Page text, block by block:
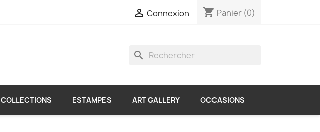
 Connexion shopping_cart Panier (0)
search
COLLECTIONS ESTAMPES ART GALLERY OCCASIONS